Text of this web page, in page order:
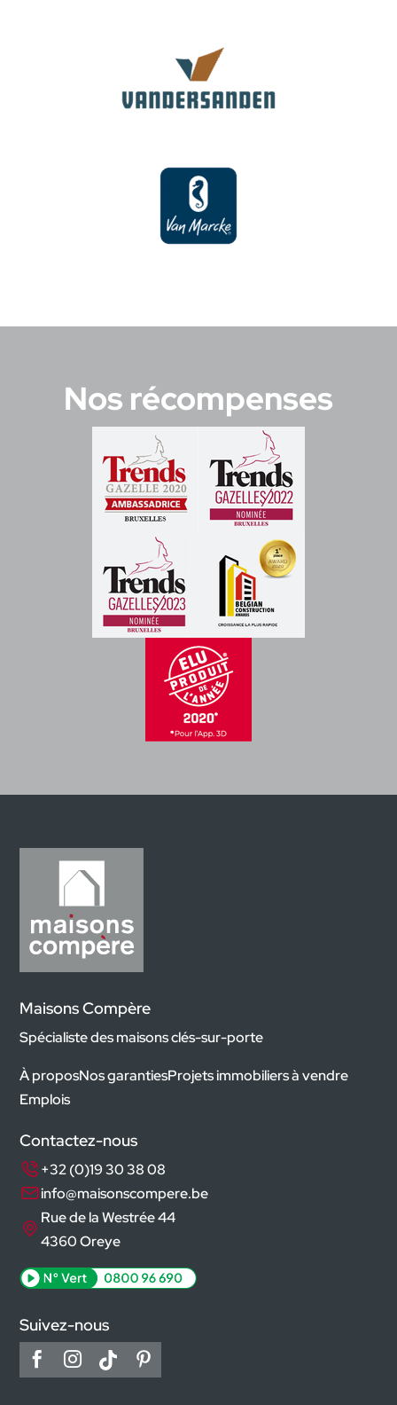
Nos récompenses
Maisons Compère
Spécialiste des maisons clés-sur-porte
À proposNos garantiesProjets immobiliers à vendre
Emplois
Contactez-nous
+32 (0)19 30 38 08
info@maisonscompere.be
Rue de la Westrée 44
4360 Oreye
Suivez-nous